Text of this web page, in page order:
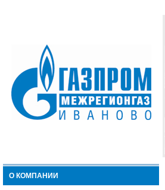
О КОМПАНИИ